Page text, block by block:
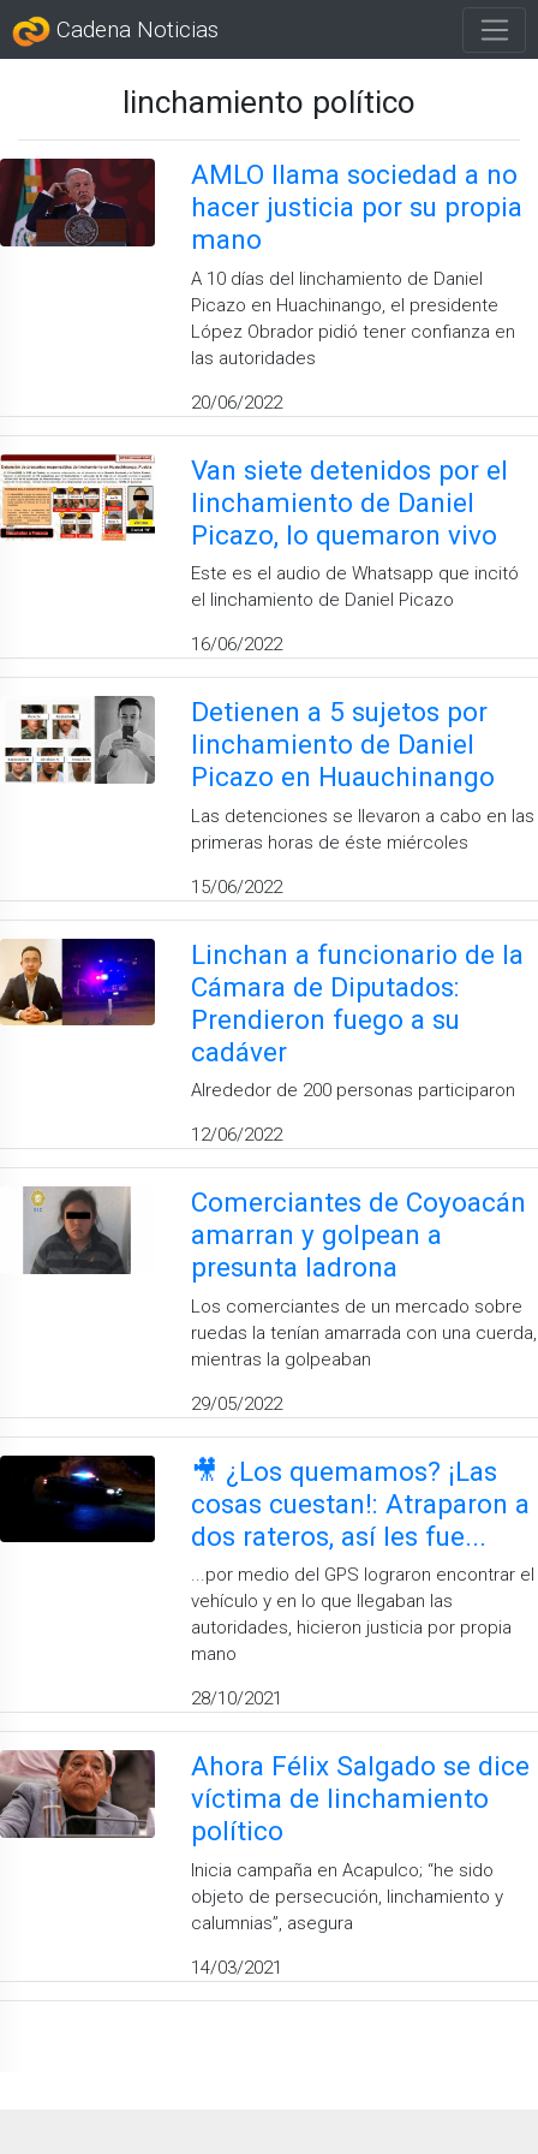
Cadena Noticias
linchamiento político
AMLO llama sociedad a no
hacer justicia por su propia
mano
A 10 días del linchamiento de Daniel
Picazo en Huachinango, el presidente
López Obrador pidió tener confianza en
las autoridades
20/06/2022
Van siete detenidos por el
linchamiento de Daniel
Picazo, lo quemaron vivo
Este es el audio de Whatsapp que incitó
el linchamiento de Daniel Picazo
16/06/2022
Detienen a 5 sujetos por
linchamiento de Daniel
Picazo en Huauchinango
Las detenciones se llevaron a cabo en las
primeras horas de éste miércoles
15/06/2022
Linchan a funcionario de la
Cámara de Diputados:
Prendieron fuego a su
cadáver
Alrededor de 200 personas participaron
12/06/2022
Comerciantes de Coyoacán
amarran y golpean a
presunta ladrona
Los comerciantes de un mercado sobre
ruedas la tenían amarrada con una cuerda,
mientras la golpeaban
29/05/2022
🎥 ¿Los quemamos? ¡Las
cosas cuestan!: Atraparon a
dos rateros, así les fue...
...por medio del GPS lograron encontrar el
vehículo y en lo que llegaban las
autoridades, hicieron justicia por propia
mano
28/10/2021
Ahora Félix Salgado se dice
víctima de linchamiento
político
Inicia campaña en Acapulco; “he sido
objeto de persecución, linchamiento y
calumnias”, asegura
14/03/2021